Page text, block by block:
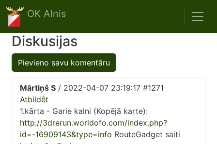
Skip to main content
OK Alnis
Diskusijas
Pievieno savu komentāru
Mārtiņš S / 2022-04-07 23:19:17 #1271
Atbildēt
1.kārta - Garie kalni (Kopējā karte):
http://3drerun.worldofo.com/index.php?
id=-16909143&type=info RouteGadget saiti